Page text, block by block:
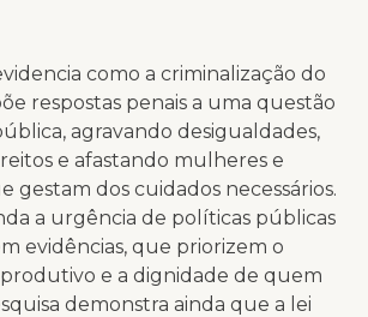
como a criminalização do
respostas penais a uma questão
agravando desigualdades,
e afastando mulheres e
gestam dos cuidados necessários.
a urgência de políticas públicas
evidências, que priorizem o
e a dignidade de quem
demonstra ainda que a lei